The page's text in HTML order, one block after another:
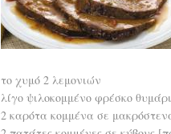
το χυμό 2 λεμονιών
λίγο ψιλοκομμένο φρέσκο
2 καρότα κομμένα σε